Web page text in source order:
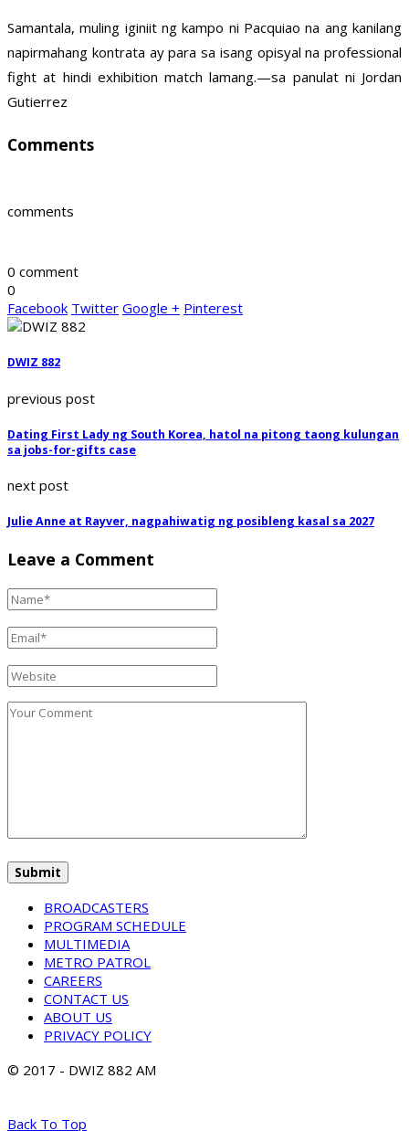
Samantala, muling iginiit ng kampo ni Pacquiao na ang kanilang
napirmahang kontrata ay para sa isang opisyal na professional
fight at hindi exhibition match lamang.—sa panulat ni Jordan
Gutierrez
Comments
comments
0 comment
0
Facebook Twitter Google + Pinterest
DWIZ 882
previous post
Dating First Lady ng South Korea, hatol na pitong taong kulungan
sa jobs-for-gifts case
next post
Julie Anne at Rayver, nagpahiwatig ng posibleng kasal sa 2027
Leave a Comment
BROADCASTERS
PROGRAM SCHEDULE
MULTIMEDIA
METRO PATROL
CAREERS
CONTACT US
ABOUT US
PRIVACY POLICY
© 2017 - DWIZ 882 AM
Back To Top